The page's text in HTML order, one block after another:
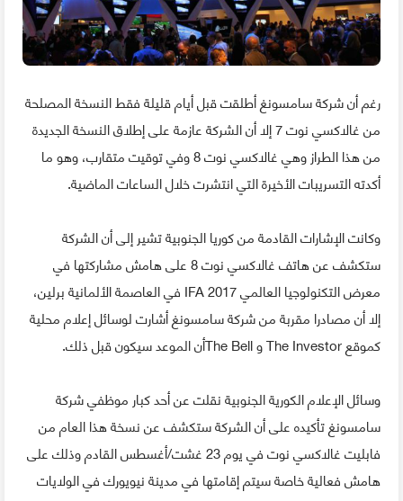
رغم أن شركة سامسونغ أطلقت قبل أيام قليلة فقط النسخة المصلحة
من غالاكسي نوت 7 إلا أن الشركة عازمة على إطلاق النسخة الجديدة
من هذا الطراز وهي غالاكسي نوت 8 وفي توقيت متقارب، وهو ما
أكدته التسريبات الأخيرة التي انتشرت خلال الساعات الماضية.
وكانت الإشارات القادمة من كوريا الجنوبية تشير إلى أن الشركة
ستكشف عن هاتف غالاكسي نوت 8 على هامش مشاركتها في
معرض التكنولوجيا العالمي IFA 2017 في العاصمة الألمانية برلين،
إلا أن مصادرا مقربة من شركة سامسونغ أشارت لوسائل إعلام محلية
كموقع The Investor و The Bellأن الموعد سيكون قبل ذلك.
وسائل الإعلام الكورية الجنوبية نقلت عن أحد كبار موظفي شركة
سامسونغ تأكيده على أن الشركة ستكشف عن نسخة هذا العام من
فابليت غالاكسي نوت في يوم 23 غشت/أغسطس القادم وذلك على
هامش فعالية خاصة سيتم إقامتها في مدينة نيويورك في الولايات